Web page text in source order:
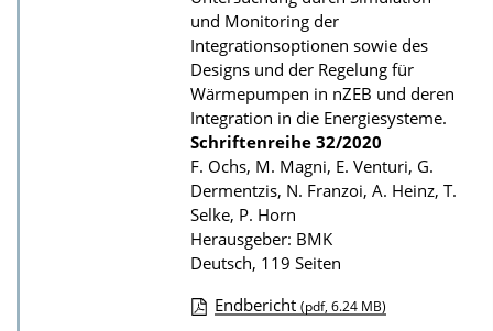
l
i
k
a
t
i
o
n
und Monitoring der
Integrationsoptionen sowie des
Designs und der Regelung für
Wärmepumpen in nZEB und deren
Integration in die Energiesysteme.
Schriftenreihe 32/2020
F. Ochs, M. Magni, E. Venturi, G.
Dermentzis, N. Franzoi, A. Heinz, T.
Selke, P. Horn
Herausgeber: BMK
Deutsch, 119 Seiten
Endbericht (pdf, 6.24 MB)